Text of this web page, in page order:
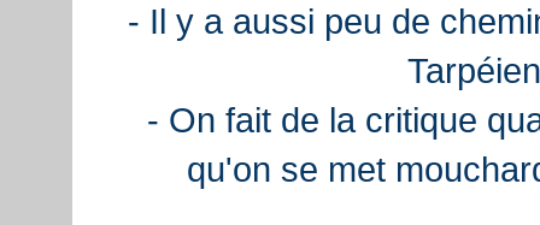
- Il y a aussi peu de
- On fait de la critique
qu'on se met